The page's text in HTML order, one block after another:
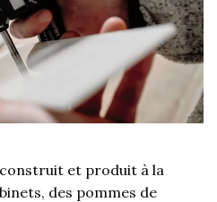
construit et produit à la
des pommes de